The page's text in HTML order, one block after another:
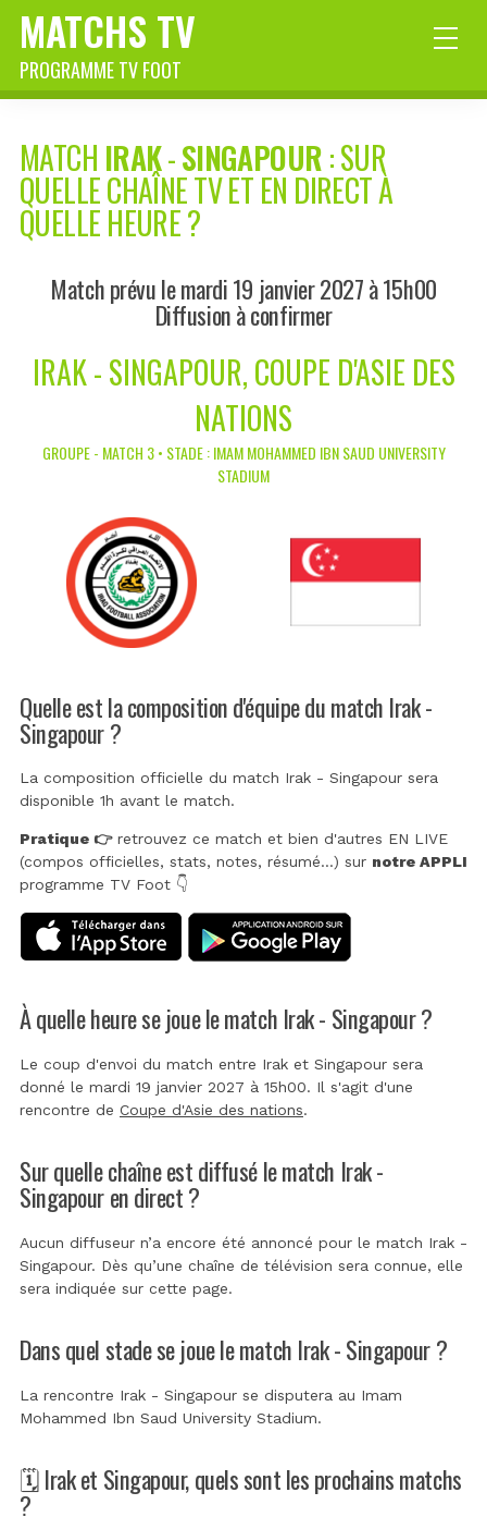
MATCHS TV
PROGRAMME TV FOOT
MATCH IRAK-SINGAPOUR: SUR
QUELLE CHAÎNE TV ET EN DIRECT À
QUELLE HEURE ?
Match prévu le mardi 19 janvier 2027 à 15h00
Diffusion à confirmer
IRAK - SINGAPOUR, COUPE D'ASIE DES
NATIONS
GROUPE - MATCH 3 • STADE : IMAM MOHAMMED IBN SAUD UNIVERSITY
STADIUM
Quelle est la composition d'équipe du match Irak -
Singapour ?
La composition officielle du match Irak - Singapour sera
disponible 1h avant le match.
Pratique 👉retrouvez ce match et bien d'autres EN LIVE
(compos officielles, stats, notes, résumé...) sur notre APPLI
programme TV Foot 👇
À quelle heure se joue le match Irak - Singapour ?
Le coup d'envoi du match entre Irak et Singapour sera
donné le mardi 19 janvier 2027 à 15h00. Il s'agit d'une
rencontre de Coupe d'Asie des nations.
Sur quelle chaîne est diffusé le match Irak -
Singapour en direct ?
Aucun diffuseur n’a encore été annoncé pour le match Irak -
Singapour. Dès qu’une chaîne de télévision sera connue, elle
sera indiquée sur cette page.
Dans quel stade se joue le match Irak - Singapour ?
La rencontre Irak - Singapour se disputera au Imam
Mohammed Ibn Saud University Stadium.
🗓️ Irak et Singapour, quels sont les prochains matchs
?